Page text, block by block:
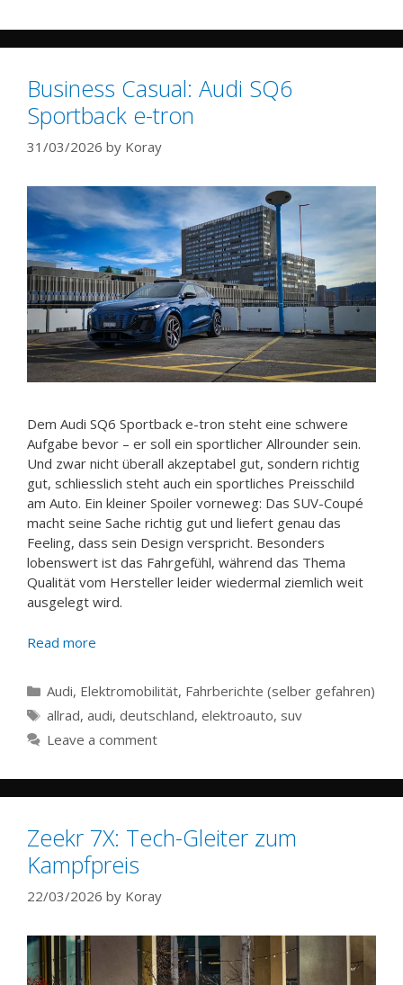
Business Casual: Audi SQ6
Sportback e-tron
31/03/2026 by Koray
Dem Audi SQ6 Sportback e-tron steht eine schwere
Aufgabe bevor – er soll ein sportlicher Allrounder sein.
Und zwar nicht überall akzeptabel gut, sondern richtig
gut, schliesslich steht auch ein sportliches Preisschild
am Auto. Ein kleiner Spoiler vorneweg: Das SUV-Coupé
macht seine Sache richtig gut und liefert genau das
Feeling, dass sein Design verspricht. Besonders
lobenswert ist das Fahrgefühl, während das Thema
Qualität vom Hersteller leider wiedermal ziemlich weit
ausgelegt wird.
Read more
Categories
Audi, Elektromobilität, Fahrberichte (selber gefahren)
Tags
allrad, audi, deutschland, elektroauto, suv
Leave a comment
Zeekr 7X: Tech-Gleiter zum
Kampfpreis
22/03/2026 by Koray